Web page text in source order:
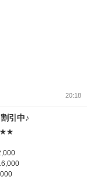
20:18
引中♪